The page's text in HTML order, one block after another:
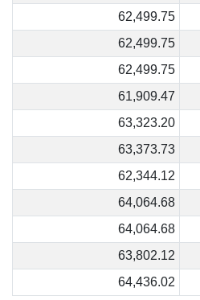
62,499.75
62,499.75
62,499.75
61,909.47
63,323.20
63,373.73
62,344.12
64,064.68
64,064.68
63,802.12
64,436.02